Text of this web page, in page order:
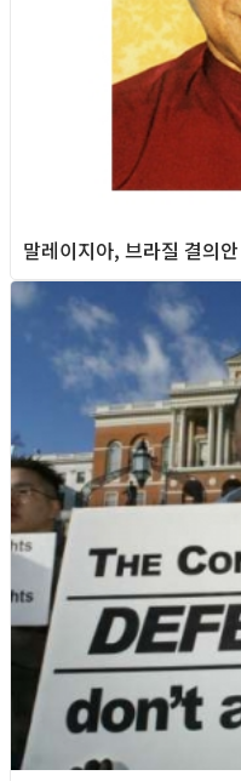
말레이지아, 브라질 결의